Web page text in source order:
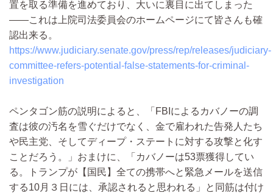
置を取る準備を進めており、大いに裏目に出てしまった
――これは上院司法委員会のホームページにて皆さんも確
認出来る。
https://www.judiciary.senate.gov/press/rep/releases/judiciary-
committee-refers-potential-false-statements-for-criminal-
investigation
ペンタゴン筋の説明によると、「FBIによるカバノーの調
査は彼の汚名を雪ぐだけでなく、金で雇われた告発人たち
や民主党、そしてディープ・ステートに対する攻撃と化す
ことだろう。」おまけに、「カバノーは53票獲得してい
る。トランプが【国民】全ての携帯へと緊急メールを送信
する10月３日には、承認されると思われる」と同筋は付け